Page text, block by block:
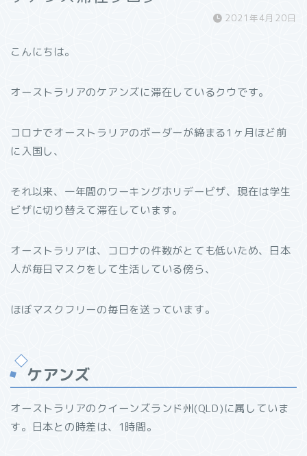
2021年4月20日
こんにちは。
オーストラリアのケアンズに滞在しているクウです。
コロナでオーストラリアのボーダーが締まる1ヶ月ほど前
に入国し、
それ以来、一年間のワーキングホリデービザ、現在は学生
ビザに切り替えて滞在しています。
オーストラリアは、コロナの件数がとても低いため、日本
人が毎日マスクをして生活している傍ら、
ほぼマスクフリーの毎日を送っています。
ケアンズ
オーストラリアのクイーンズランド州(QLD)に属していま
す。日本との時差は、1時間。